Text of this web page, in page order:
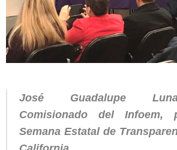
José Guadalupe
Comisionado del Infoem,
Semana Estatal de